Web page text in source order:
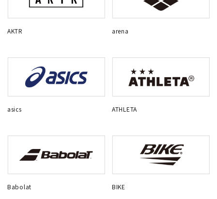
AKTR arena
asics ATHLETA
Babolat BIKE